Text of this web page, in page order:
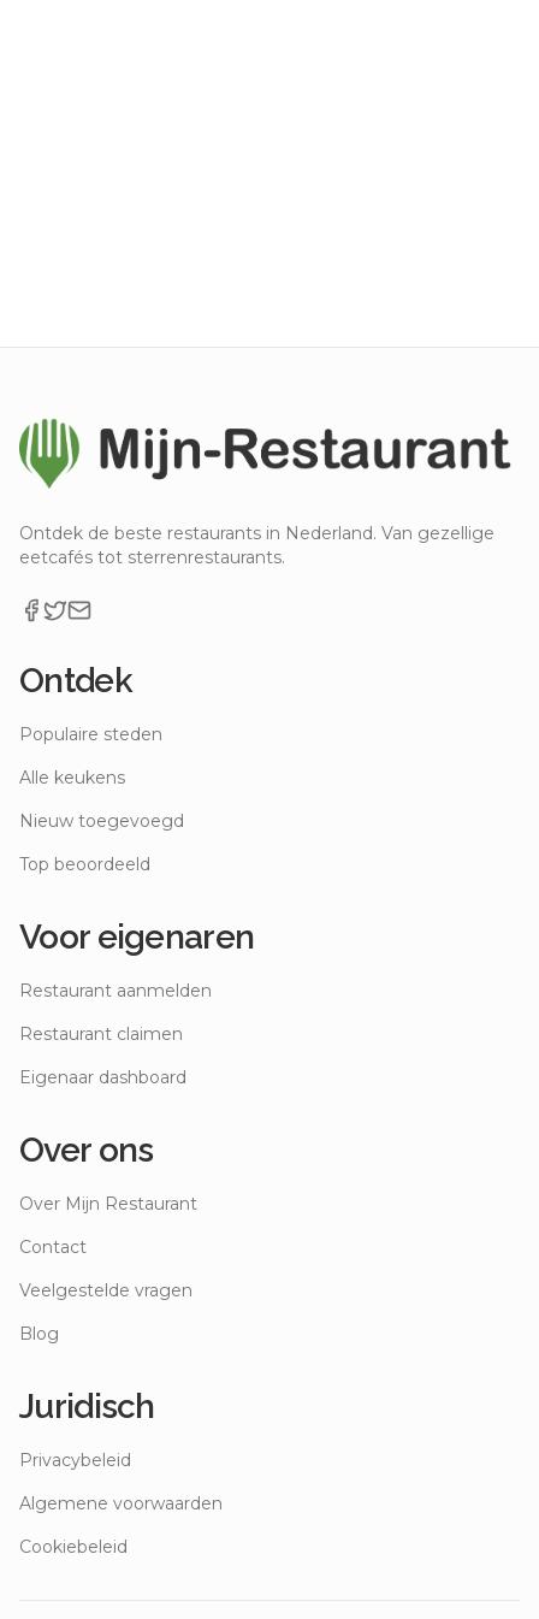
Ontdek de beste restaurants in Nederland. Van gezellige
eetcafés tot sterrenrestaurants.
Ontdek
Populaire steden
Alle keukens
Nieuw toegevoegd
Top beoordeeld
Voor eigenaren
Restaurant aanmelden
Restaurant claimen
Eigenaar dashboard
Over ons
Over Mijn Restaurant
Contact
Veelgestelde vragen
Blog
Juridisch
Privacybeleid
Algemene voorwaarden
Cookiebeleid